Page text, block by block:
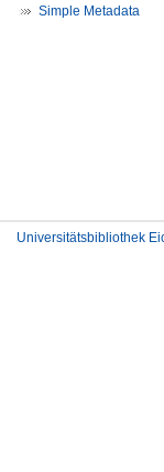
Simple Metadata
Universitätsbibliothek